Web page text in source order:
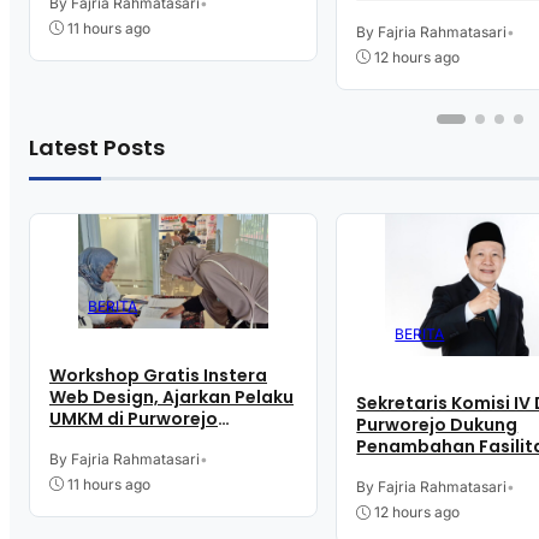
Digital buat Jualan
11 hours ago
Tjitrowardojo
By Fajria Rahmatasari•
12 hours ago
Latest Posts
BERITA
Workshop Gratis Instera
Web Design, Ajarkan Pelaku
UMKM di Purworejo
Digital buat Jualan
By Fajria Rahmatasari•
11 hours ago
BERITA
Sekretaris Komisi IV
Purworejo Dukung
Penambahan
Tjitrowardojo
By Fajria Rahmatasari•
12 hours ago